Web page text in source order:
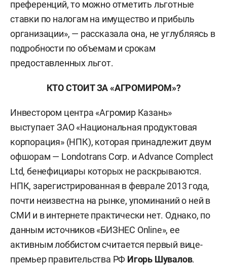
преференций, то можно отметить льготные
ставки по налогам на имущество и прибыль
организации», — рассказала она, не углубляясь в
подробности по объемам и срокам
предоставленных льгот.
КТО СТОИТ ЗА «АГРОМИРОМ»?
Инвестором центра «Агромир Казань»
выступает ЗАО «Национальная продуктовая
корпорация» (НПК), которая принадлежит двум
офшорам — Londotrans Corp. и Advance Complect
Ltd, бенефициары которых не раскрываются.
НПК, зарегистрированная в феврале 2013 года,
почти неизвестна на рынке, упоминаний о ней в
СМИ и в интернете практически нет. Однако, по
данным источников «БИЗНЕС Online», ее
активным лоббистом считается первый вице-
премьер правительства РФ Игорь Шувалов.